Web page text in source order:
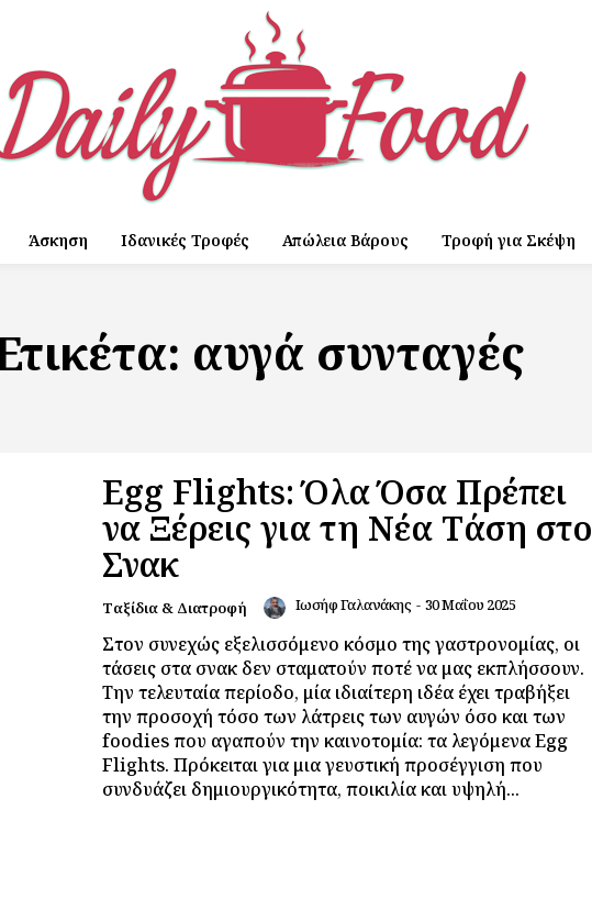
Άσκηση Ιδανικές Τροφές Απώλεια Βάρους Τροφή για Σκέψη
αυγά συνταγές
Egg Flights: Όλα Όσα Πρέπει
να Ξέρεις για τη Νέα Τάση στο
Σνακ
Ταξίδια & Διατροφή Ιωσήφ Γαλανάκης - 30 Μαΐου 2025
Στον συνεχώς εξελισσόμενο κόσμο της γαστρονομίας, οι
τάσεις στα σνακ δεν σταματούν ποτέ να μας εκπλήσσουν.
Την τελευταία περίοδο, μία ιδιαίτερη ιδέα έχει τραβήξει
την προσοχή τόσο των λάτρεις των αυγών όσο και των
foodies που αγαπούν την καινοτομία: τα λεγόμενα Egg
Flights. Πρόκειται για μια γευστική προσέγγιση που
συνδυάζει δημιουργικότητα, ποικιλία και υψηλή...